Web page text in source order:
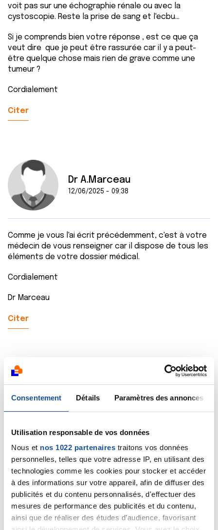
Consentement Détails Paramètres des annonces
Utilisation responsable de vos données
Nous et nos 1022 partenaires traitons vos données
personnelles, telles que votre adresse IP, en utilisant des
technologies comme les cookies pour stocker et accéder
à des informations sur votre appareil, afin de diffuser des
publicités et du contenu personnalisés, d'effectuer des
mesures de performance des publicités et du contenu,
ainsi que de réaliser des études d’audience, favorisant
voit pas sur une échographie rénale ou avec la
cystoscopie. Reste la prise de sang et l'ecbu...
Si je comprends bien votre réponse , est ce que ça
veut dire que je peut être rassurée car il y a peut-
être quelque chose mais rien de grave comme une
tumeur ?
Cordialement
Citer
Dr A.Marceau
12/06/2025 - 09:38
Comme je vous l'ai écrit précédemment, c'est à votre
médecin de vous renseigner car il dispose de tous les
éléments de votre dossier médical.
Cordialement
Dr Marceau
Citer
Sarah@4584
12/06/2025 - 10:10
Merci pour votre réponse docteur.
Oui je vais aller chez mon urologue mais près de deux
mois d'attente pour un rdv de nos jours...
c'est pour ça que je vous posais cette question car je
voulais être un peu rassurée en attendant et dans
votre précédent message vous disiez "tous ces
éléments vont à l'encontre d'une pathologie maligne"